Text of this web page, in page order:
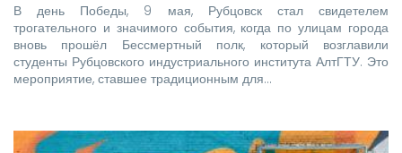
В день Победы, 9 мая, Рубцовск стал свидетелем
трогательного и значимого события, когда по улицам города
вновь прошёл Бессмертный полк, который возглавили
студенты Рубцовского индустриального института АлтГТУ. Это
мероприятие, ставшее традиционным для…